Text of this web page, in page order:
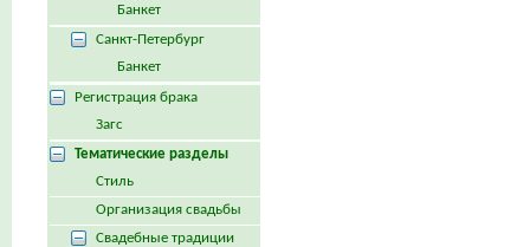
Банкет
Санкт-Петербург
Банкет
Регистрация брака
Загс
Тематические разделы
Стиль
Организация свадьбы
Свадебные традиции